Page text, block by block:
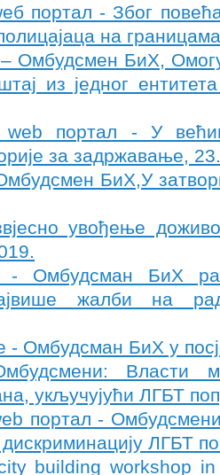
портал - Због
на
Омбудсмен БиХ,
из једног
портал - У
за задржавање,
БиХ,У
увођење
- Омбудсман БиХ
жалби на рад
- Омбудсман БиХ у
Власти
укључујући ЛГБТ
портал - Омбудсмени
ЛГБТ
building workshop